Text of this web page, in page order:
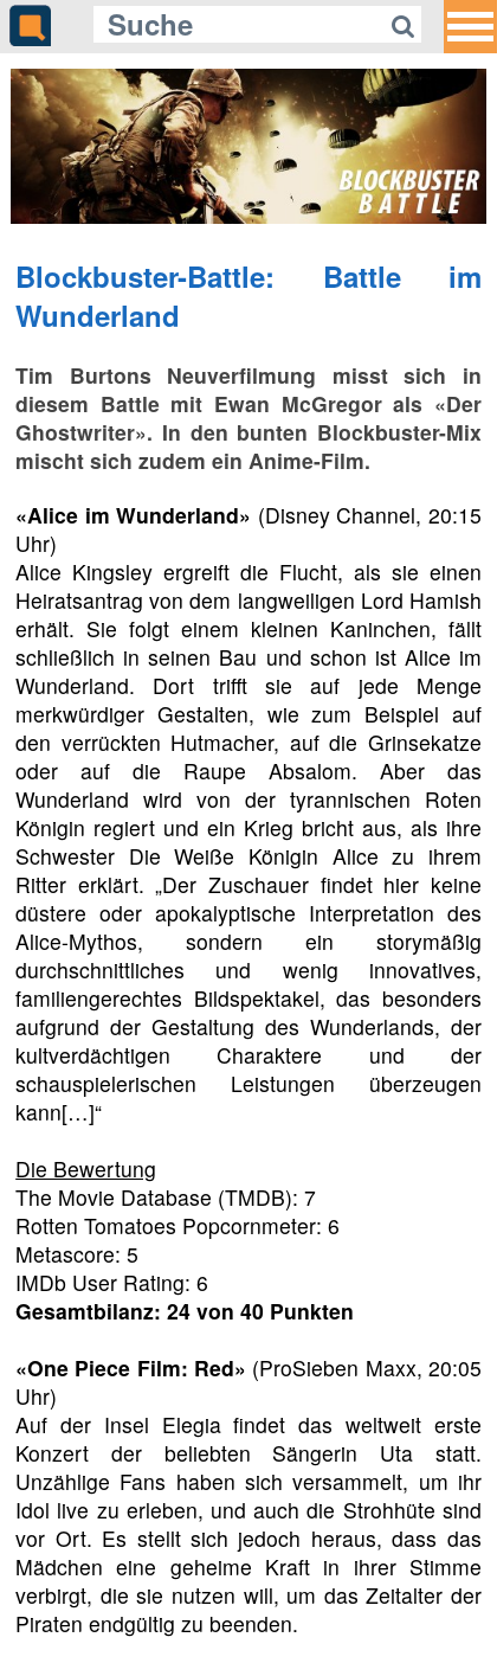
Blockbuster-Battle: Battle im
Wunderland
Tim Burtons Neuverfilmung misst sich in
diesem Battle mit Ewan McGregor als «Der
Ghostwriter». In den bunten Blockbuster-Mix
mischt sich zudem ein Anime-Film.
«Alice im Wunderland» (Disney Channel, 20:15
Uhr)
Alice Kingsley ergreift die Flucht, als sie einen
Heiratsantrag von dem langweiligen Lord Hamish
erhält. Sie folgt einem kleinen Kaninchen, fällt
schließlich in seinen Bau und schon ist Alice im
Wunderland. Dort trifft sie auf jede Menge
merkwürdiger Gestalten, wie zum Beispiel auf
den verrückten Hutmacher, auf die Grinsekatze
oder auf die Raupe Absalom. Aber das
Wunderland wird von der tyrannischen Roten
Königin regiert und ein Krieg bricht aus, als ihre
Schwester Die Weiße Königin Alice zu ihrem
Ritter erklärt.„Der Zuschauer findet hier keine
düstere oder apokalyptische Interpretation des
Alice-Mythos, sondern ein storymäßig
durchschnittliches und wenig innovatives,
familiengerechtes Bildspektakel, das besonders
aufgrund der Gestaltung des Wunderlands, der
kultverdächtigen Charaktere und der
schauspielerischen Leistungen überzeugen
kann[…]“
Die Bewertung
The Movie Database (TMDB): 7
Rotten Tomatoes Popcornmeter: 6
Metascore: 5
IMDb User Rating: 6
Gesamtbilanz: 24 von 40 Punkten
«One Piece Film: Red» (ProSieben Maxx, 20:05
Uhr)
Auf der Insel Elegia findet das weltweit erste
Konzert der beliebten Sängerin Uta statt.
Unzählige Fans haben sich versammelt, um ihr
Idol live zu erleben, und auch die Strohhüte sind
vor Ort. Es stellt sich jedoch heraus, dass das
Mädchen eine geheime Kraft in ihrer Stimme
verbirgt, die sie nutzen will, um das Zeitalter der
Piraten endgültig zu beenden.